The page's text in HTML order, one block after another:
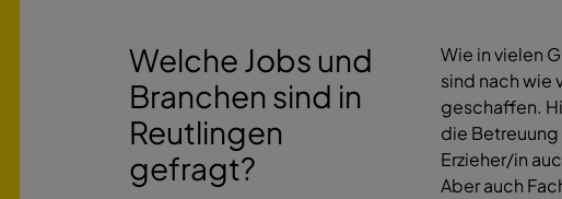
Welche Jobs und
Branchen sind in
Reutlingen
gefragt?
Wie in vielen
sind nach wie
geschaffen.
die
Erzieher/in
Aber auch